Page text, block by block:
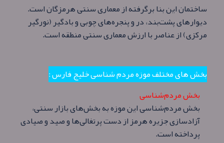
ساختمان این بنا برگرفته از معماری سنتی هرمزگان است.
دیوارهای پشت‌بند، در و پنجره‌های چوبی و بادگیر (نورگیر
مرکزی) از عناصر با ارزش معماری سنتی منطقه‌ است.
بخش های مختلف موزه مردم‌ شناسی خلیج فارس :
بخش مردم‌شناسی
بخش مردم‌شناسی این موزه به بخش‌های بازار سنتی،
آزادسازی جزیره هرمز از دست پرتغالی‌ها و صید و صیادی
پرداخته است.